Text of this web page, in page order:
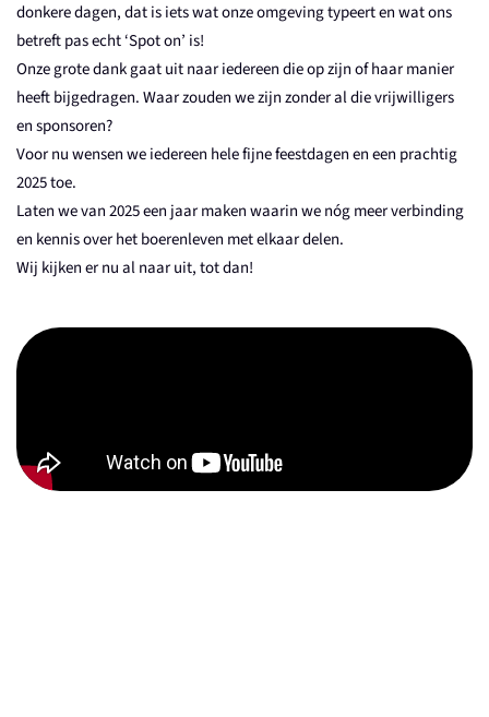
donkere dagen, dat is iets wat onze omgeving typeert en wat ons
betreft pas echt ‘Spot on’ is!
Onze grote dank gaat uit naar iedereen die op zijn of haar manier
heeft bijgedragen. Waar zouden we zijn zonder al die vrijwilligers
en sponsoren?
Voor nu wensen we iedereen hele fijne feestdagen en een prachtig
2025 toe.
Laten we van 2025 een jaar maken waarin we nóg meer verbinding
en kennis over het boerenleven met elkaar delen.
Wij kijken er nu al naar uit, tot dan!